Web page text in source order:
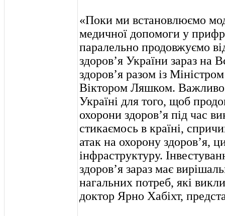
«Поки ми встановлюємо
медичної допомоги у
паралельно продовжуємо
здоров’я України зараз на
здоров’я разом із
Віктором Ляшком.
Україні для того, щоб
охорони здоров’я під час
стикаємось в країні,
атак на охорону здоров’я,
інфраструктуру.
здоров’я зараз має
нагальних потреб, які
доктор Ярно Хабіхт,